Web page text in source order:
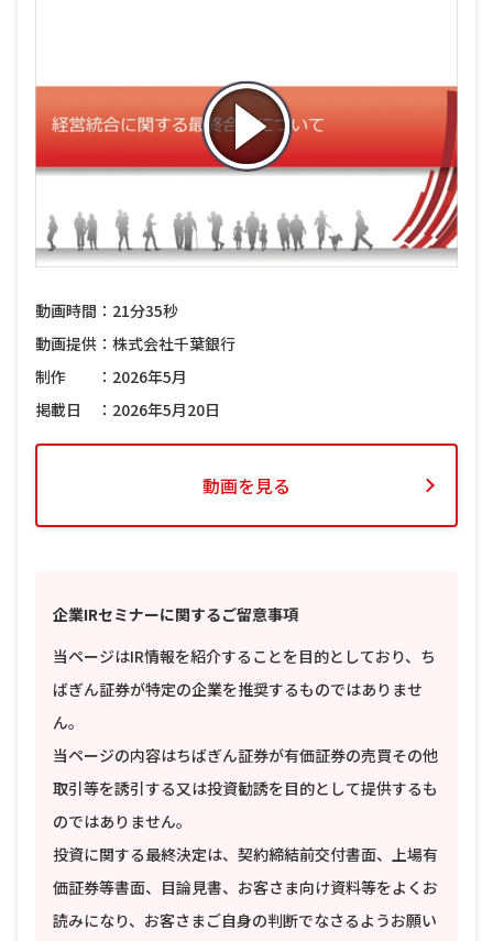
動画時間：21分35秒
動画提供：株式会社千葉銀行
制作 ：2026年5月
掲載日 ：2026年5月20日
動画を見る
企業IRセミナーに関するご留意事項
当ページはIR情報を紹介することを目的としており、ち
ばぎん証券が特定の企業を推奨するものではありませ
ん。
当ページの内容はちばぎん証券が有価証券の売買その他
取引等を誘引する又は投資勧誘を目的として提供するも
のではありません。
投資に関する最終決定は、契約締結前交付書面、上場有
価証券等書面、目論見書、お客さま向け資料等をよくお
読みになり、お客さまご自身の判断でなさるようお願い